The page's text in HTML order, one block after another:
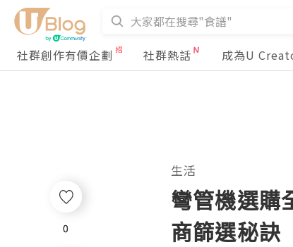
社群創作有價企劃 社群熱話 成為U
0
生活
彎管機選購
商篩選秘訣
0